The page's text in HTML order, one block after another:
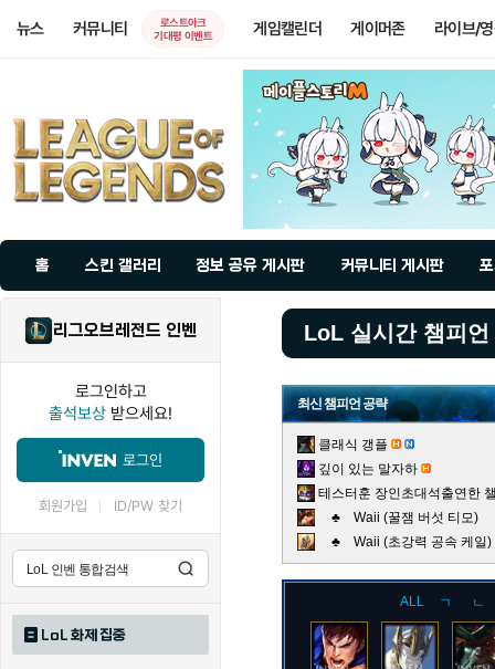
뉴스 커뮤니티
로스트아크
기대평 이벤트
게임캘린더 게이머존 라이브/
홈 스킨 갤러리 정보 공유 게시판 커뮤니티 게시판
리그오브레전드 인벤
로그인하고
출석보상 받으세요!
로그인
회원가입 ID/PW 찾기
LoL 화제 집중
LoL 실시간 챔피언
최신 챔피언 공략
클래식 갱플
깊이 있는 말자하
테스터훈 장인초대석출연한
♣ Waii (꿀잼 버섯 티모)
♣ Waii (초강력 공속 케
ALL ㄱ ㄴ